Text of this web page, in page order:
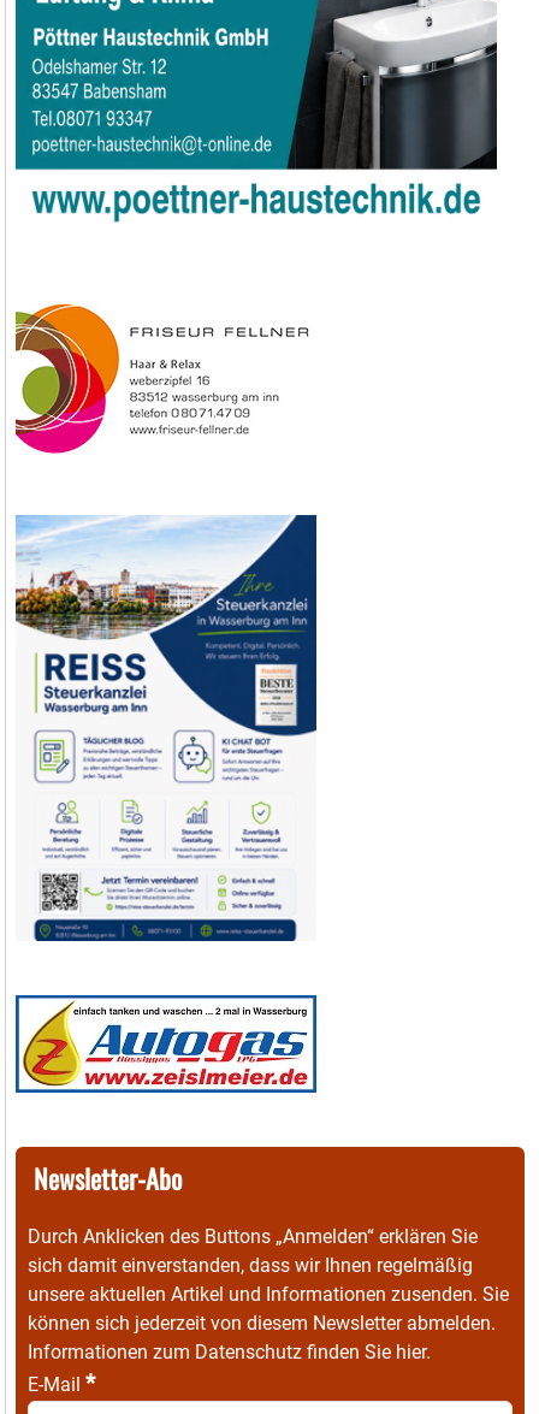
Newsletter-Abo
Durch Anklicken des Buttons „Anmelden“ erklären Sie
sich damit einverstanden, dass wir Ihnen regelmäßig
unsere aktuellen Artikel und Informationen zusenden. Sie
können sich jederzeit von diesem Newsletter abmelden.
Informationen zum Datenschutz finden Sie hier.
E-Mail *